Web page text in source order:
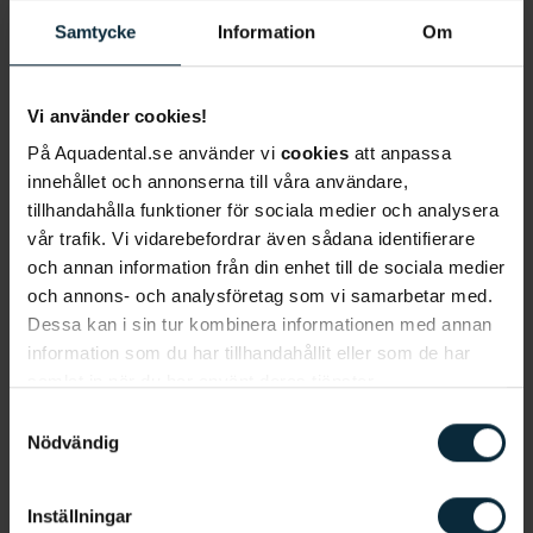
Samtycke Information Om
Vi använder cookies!
På Aquadental.se använder vi cookies att anpassa
innehållet och annonserna till våra användare,
tillhandahålla funktioner för sociala medier och analysera
vår trafik. Vi vidarebefordrar även sådana identifierare
och annan information från din enhet till de sociala medier
och annons- och analysföretag som vi samarbetar med.
Dessa kan i sin tur kombinera informationen med annan
information som du har tillhandahållit eller som de har
Nödvändig
Inställningar
skapar ett mer harmoniskt förhållande mellan
tänderna och käkbenet genom att justera
tänderna.
Tandimplantat eller broar: Om diastema beror på
förlorade tänder kan tandimplantateller fasta
broar användas för att fylla i mellanrummet och
återställa en komplett tandrad.
Skalfasader: Om diastema är rent estetiskt och
kompositmaterial fästs på tändernas framsida för
att förbättra utseendet och stänga mellanrummet.